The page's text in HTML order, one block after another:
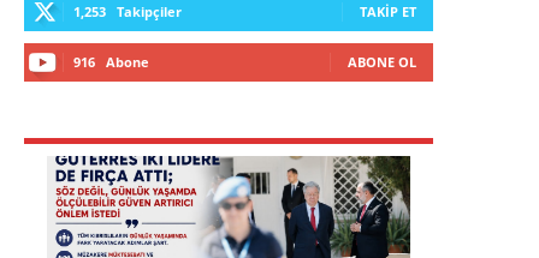
1,253 Takipçiler TAKIP ET
916 Abone ABONE OL